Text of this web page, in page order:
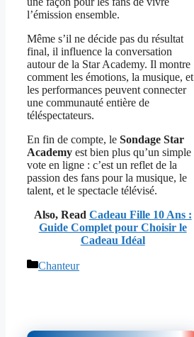
l’émission ensemble.
Même s’il ne décide pas du résultat
final, il influence la conversation
autour de la Star Academy. Il montre
comment les émotions, la musique, et
les performances peuvent connecter
une communauté entière de
téléspectateurs.
En fin de compte, le Sondage Star
Academy est bien plus qu’un simple
vote en ligne : c’est un reflet de la
passion des fans pour la musique, le
talent, et le spectacle télévisé.
Also, Read Cadeau Fille 10 Ans :
Guide Complet pour Choisir le
Cadeau Idéal
Catégories
Chanteur